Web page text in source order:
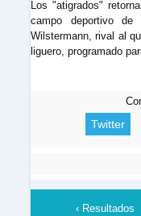
Los "atigrados"
campo deportivo
Wilstermann, rival al
liguero, programado
Twitter
‹ Resultados